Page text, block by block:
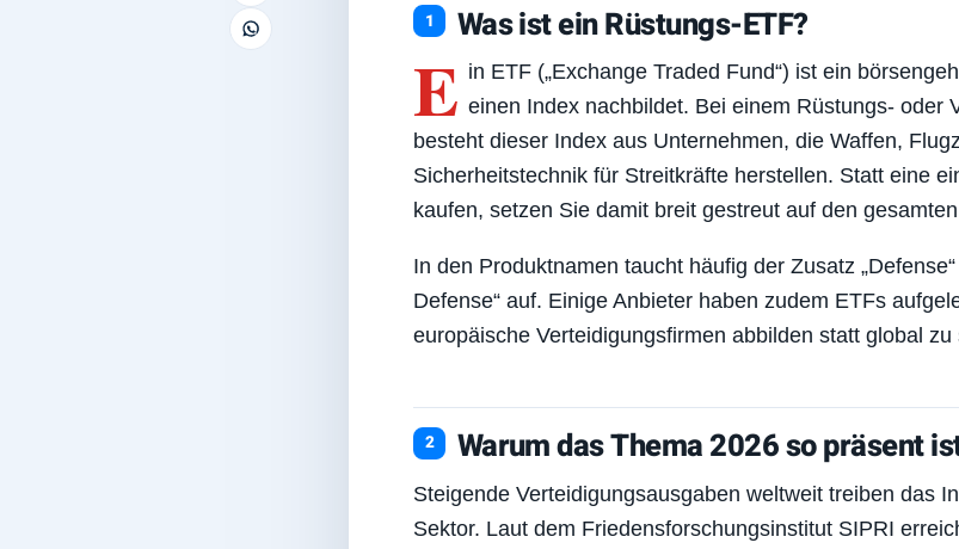
Was ist ein Rüstungs-ETF?
E in ETF („Exchange Traded Fund“) ist ein
einen Index nachbildet. Bei einem Rüstungs- oder
besteht dieser Index aus Unternehmen, die Waffen,
Sicherheitstechnik für Streitkräfte herstellen. Statt eine
kaufen, setzen Sie damit breit gestreut auf den
In den Produktnamen taucht häufig der Zusatz
Defense“ auf. Einige Anbieter haben zudem ETFs
europäische Verteidigungsfirmen abbilden statt global zu
Warum das Thema 2026 so präsent
Steigende Verteidigungsausgaben weltweit treiben das
Sektor. Laut dem Friedensforschungsinstitut SIPRI